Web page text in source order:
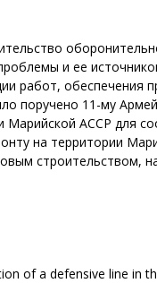
и ее
работ,
поручено 11-му
Марийской АССР для
на территории
строительством,
of a defensive line in